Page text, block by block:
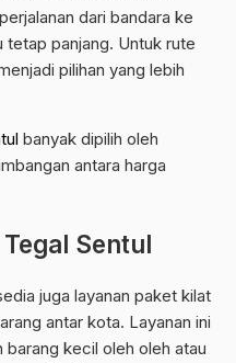
dari bandara ke
panjang. Untuk rute
pilihan yang lebih
banyak dipilih oleh
antara harga
Sentul
juga layanan paket kilat
antar kota. Layanan ini
kecil oleh oleh atau